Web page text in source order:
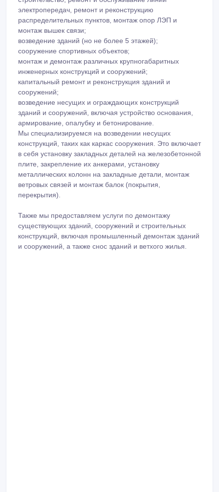
электропередач, ремонт и реконструкцию
распределительных пунктов, монтаж опор ЛЭП и
монтаж вышек связи;
возведение зданий (но не более 5 этажей);
сооружение спортивных объектов;
монтаж и демонтаж различных крупногабаритных
инженерных конструкций и сооружений;
капитальный ремонт и реконструкция зданий и
сооружений;
возведение несущих и ограждающих конструкций
зданий и сооружений, включая устройство основания,
армирование, опалубку и бетонирование.
Мы специализируемся на возведении несущих
конструкций, таких как каркас сооружения. Это включает
в себя установку закладных деталей на железобетонной
плите, закрепление их анкерами, установку
металлических колонн на закладные детали, монтаж
ветровых связей и монтаж балок (покрытия,
перекрытия).
Также мы предоставляем услуги по демонтажу
существующих зданий, сооружений и строительных
конструкций, включая промышленный демонтаж зданий
и сооружений, а также снос зданий и ветхого жилья.